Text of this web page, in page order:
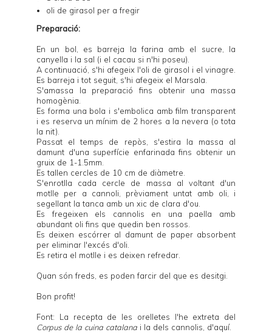
oli de girasol per a fregir
Preparació:
En un bol, es barreja la farina amb el sucre, la
canyella i la sal (i el cacau si n'hi poseu).
A continuació, s'hi afegeix l'oli de girasol i el vinagre.
Es barreja i tot seguit, s'hi afegeix el Marsala.
S'amassa la preparació fins obtenir una massa
homogènia.
Es forma una bola i s'embolica amb film transparent
i es reserva un mínim de 2 hores a la nevera (o tota
la nit).
Passat el temps de repòs, s'estira la massa al
damunt d'una superfície enfarinada fins obtenir un
gruix de 1-1.5mm.
Es tallen cercles de 10 cm de diàmetre.
S'enrotlla cada cercle de massa al voltant d'un
motlle per a cannoli , prèviament untat amb oli, i
segellant la tanca amb un xic de clara d'ou.
Es fregeixen els cannolis en una paella amb
abundant oli fins que quedin ben rossos.
Es deixen escórrer al damunt de paper absorbent
per eliminar l'excés d'oli.
Es retira el motlle i es deixen refredar.
Quan són freds, es poden farcir del que es desitgi.
Bon profit!
Font: La recepta de les orelletes l'he extreta del
Corpus de la cuina catalana i la dels cannolis, d'aquí.